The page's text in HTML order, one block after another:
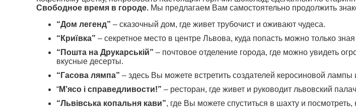
Свободное время в городе. Мы предлагаем Вам самостоятельно продолжить
“Дом легенд” – сказочный дом, где живет трубочист и оживают чудеса.
“Криївка” – секретное место в центре Львова, куда попасть можно только
“Пошта на Друкарській” – почтовое отделение города, где можно увидеть
вкусные десерты.
“Гасова лямпа” – здесь Вы можете встретить создателей керосиновой лампы и
“М’ясо і справедливости!” – ресторан, где живет и руководит львовский
“Львівська копальня кави”, где Вы можете спуститься в шахту и